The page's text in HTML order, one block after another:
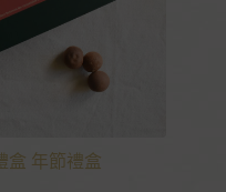
盒 年節禮盒